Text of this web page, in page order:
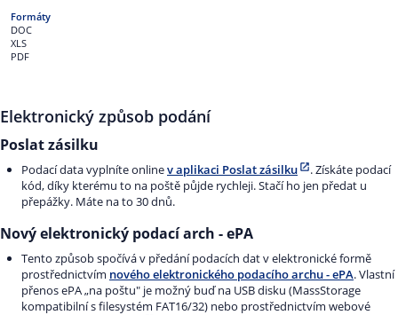
DOC
XLS
PDF
Elektronický způsob podání
Poslat zásilku
Podací data vyplníte onlinev aplikaci Poslat zásilku
. Získáte podací
kód, díky kterému to na poště půjde rychleji. Stačí ho jen předat u
přepážky. Máte na to 30 dnů.
Nový elektronický podací arch - ePA
Tento způsob spočívá v předání podacích dat v elektronické formě
prostřednictvím nového elektronického podacího archu - ePA. Vlastní
přenos ePA „na poštu" je možný buď na USB disku (MassStorage
kompatibilní s filesystém FAT16/32) nebo prostřednictvím webové